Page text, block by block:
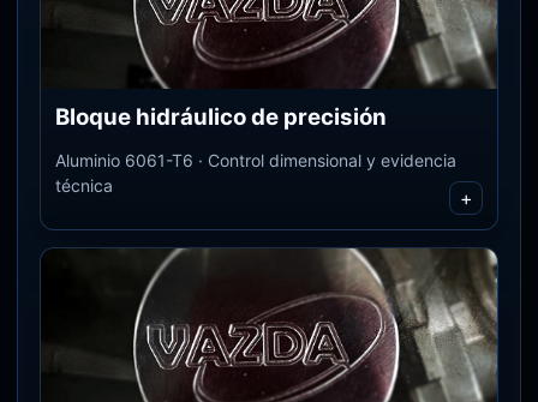
Bloque hidráulico de precisión
Aluminio 6061-T6 · Control dimensional y evidencia
técnica
+